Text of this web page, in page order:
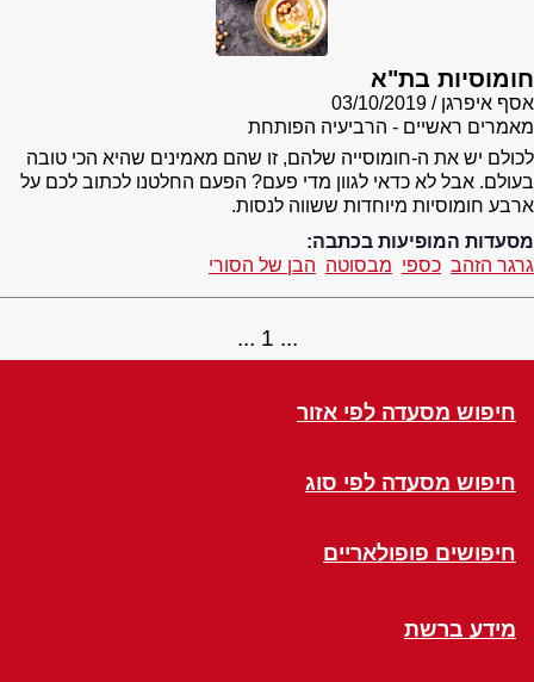
חומוסיות בת"א
אסף איפרגן
03/10/2019
מאמרים ראשיים - הרביעיה הפותחת
לכולם יש את ה-חומוסייה שלהם, זו שהם מאמינים שהיא הכי טובה
בעולם. אבל לא כדאי לגוון מדי פעם? הפעם החלטנו לכתוב לכם על
ארבע חומוסיות מיוחדות ששווה לנסות.
מסעדות המופיעות בכתבה:
גרגר הזהב כספי מבסוטה הבן של הסורי
1
חיפוש מסעדה לפי אזור
חיפוש מסעדה לפי סוג
חיפושים פופולאריים
מידע ברשת